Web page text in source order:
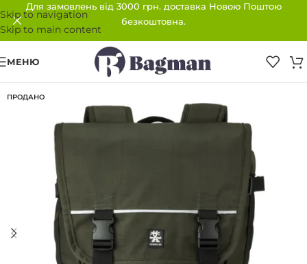
Skip to navigation
Skip to main content
Для замовлень від 3000 грн. доставка Новою Поштою
безкоштовна.
МЕНЮ
ПРОДАНО